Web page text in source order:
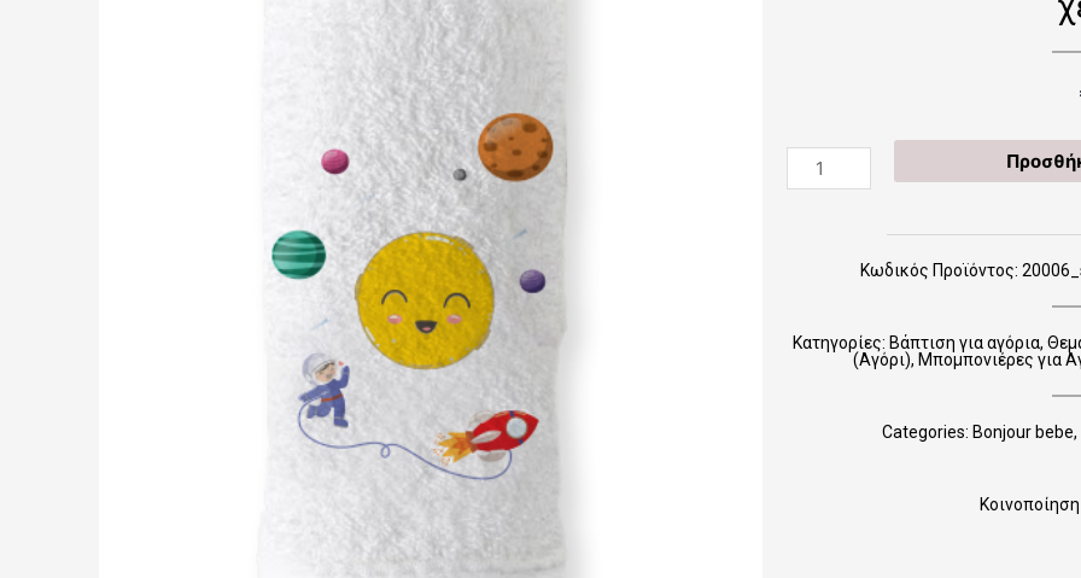
20006_space
(Μπομπονιέρα
ποσότηταΚωδικός Προϊόντος:
Κατηγορίες: Βάπτιση για αγόρια,
(Αγόρι), Μπομπονιέρες για
Categories: Bonjour bebe,